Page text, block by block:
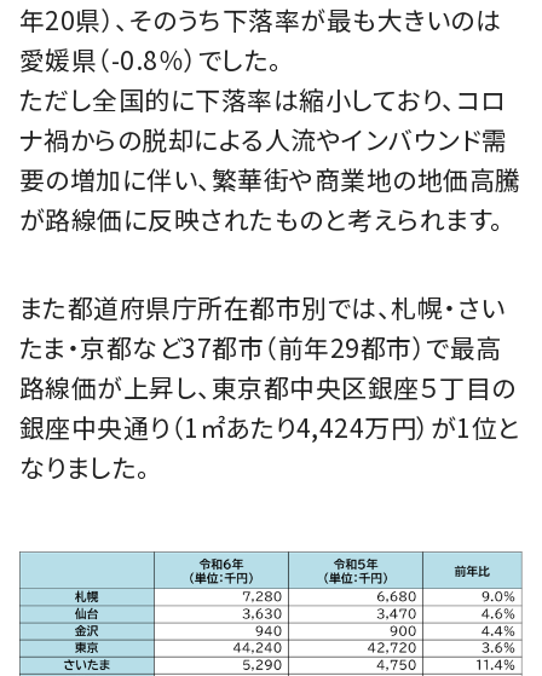
年20県）、そのうち下落率が最も大きいのは
愛媛県（-0.8％）でした。
ただし全国的に下落率は縮小しており、コロ
ナ禍からの脱却による人流やインバウンド需
要の増加に伴い、繁華街や商業地の地価高騰
が路線価に反映されたものと考えられます。
また都道府県庁所在都市別では、札幌・さい
たま・京都など37都市（前年29都市）で最高
路線価が上昇し、東京都中央区銀座５丁目の
銀座中央通り（1㎡あたり4,424万円）が1位と
なりました。